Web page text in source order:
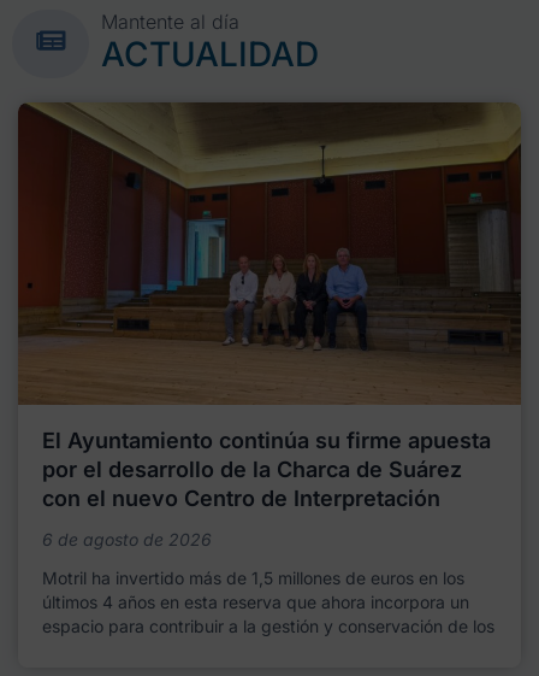
Mantente al día
ACTUALIDAD
El Ayuntamiento continúa su firme apuesta
por el desarrollo de la Charca de Suárez
con el nuevo Centro de Interpretación
6 de agosto de 2026
Motril ha invertido más de 1,5 millones de euros en los
últimos 4 años en esta reserva que ahora incorpora un
espacio para contribuir a la gestión y conservación de los